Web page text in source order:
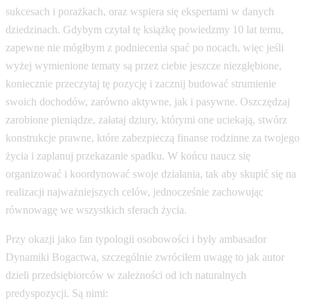
sukcesach i porażkach, oraz wspiera się ekspertami w danych
dziedzinach. Gdybym czytał tę książkę powiedzmy 10 lat temu,
zapewne nie mógłbym z podniecenia spać po nocach, więc jeśli
wyżej wymienione tematy są przez ciebie jeszcze niezgłębione,
koniecznie przeczytaj tę pozycję i zacznij budować strumienie
swoich dochodów, zarówno aktywne, jak i pasywne. Oszczędzaj
zarobione pieniądze, załataj dziury, którymi one uciekają, stwórz
konstrukcje prawne, które zabezpieczą finanse rodzinne za twojego
życia i zaplanuj przekazanie spadku. W końcu naucz się
organizować i koordynować swoje działania, tak aby skupić się na
realizacji najważniejszych celów, jednocześnie zachowując
równowagę we wszystkich sferach życia.
Przy okazji jako fan typologii osobowości i były ambasador
Dynamiki Bogactwa, szczególnie zwróciłem uwagę to jak autor
dzieli przedsiębiorców w zależności od ich naturalnych
predyspozycji. Są nimi: